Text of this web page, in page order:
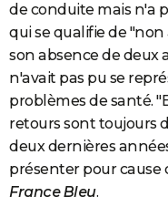
de conduite mais n'a
qui se qualifie de
son absence de deux
n'avait pas pu se
problèmes de santé.
retours sont toujours
deux dernières
présenter pour cause
France Bleu.